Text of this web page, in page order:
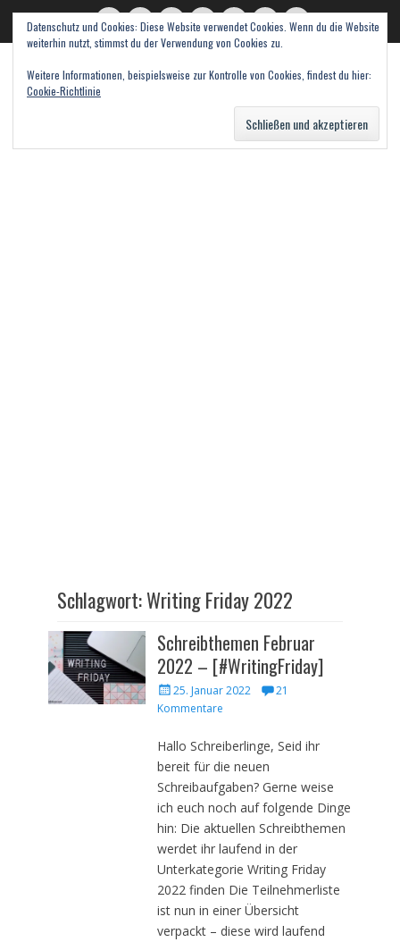
TwitterE-
Mail
Feed WordPress
PinterestInstagramWebseite
read books and fall in love
Schlagwort:Writing Friday 2022
Schreibthemen Februar
2022 – [#WritingFriday]
Veröffentlicht
am
25. Januar 2022
21
Kommentare
Hallo Schreiberlinge, Seid ihr
bereit für die neuen
Schreibaufgaben? Gerne weise
ich euch noch auf folgende Dinge
hin: Die aktuellen Schreibthemen
werdet ihr laufend in der
Unterkategorie Writing Friday
2022 finden Die Teilnehmerliste
ist nun in einer Übersicht
verpackt – diese wird laufend
Datenschutz und Cookies: Diese Website verwendet Cookies. Wenn du die Website
weiterhin nutzt, stimmst du der Verwendung von Cookies zu.
Weitere Informationen, beispielsweise zur Kontrolle von Cookies, findest du hier:
Cookie-Richtlinie